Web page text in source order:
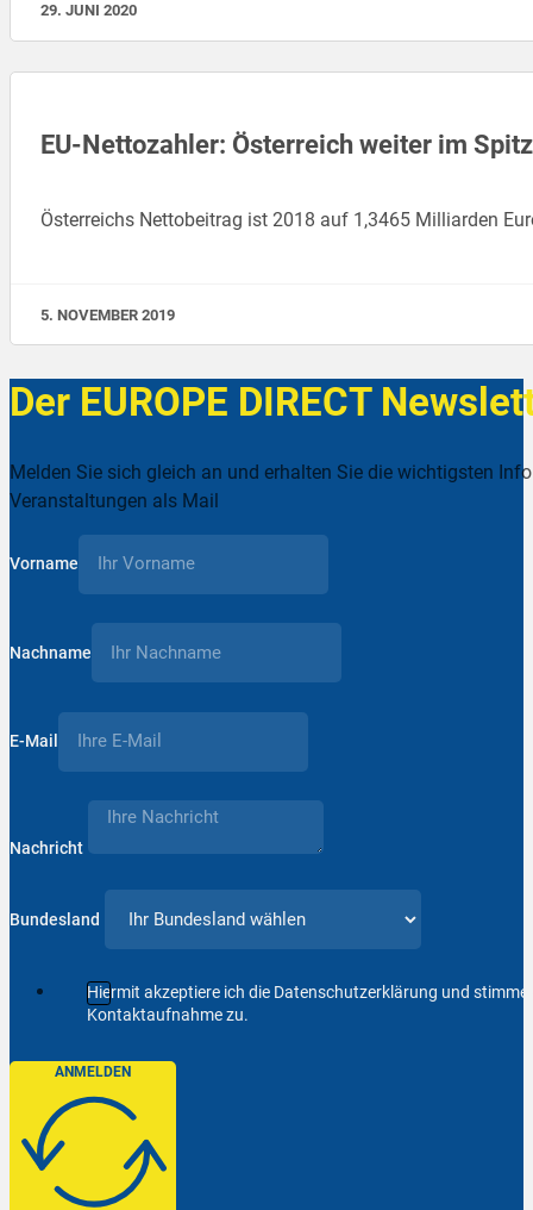
29. JUNI 2020
EU-Nettozahler: Österreich weiter im
Österreichs Nettobeitrag ist 2018 auf 1,3465 Milliarden
5. NOVEMBER 2019
Der EUROPE DIRECT
Melden Sie sich gleich an und erhalten Sie die wichtigsten
Veranstaltungen als Mail
Vorname
Nachname
E-Mail
Nachricht
Bundesland
Hiermit akzeptiere ich die Datenschutzerklärung und
Kontaktaufnahme zu.
ANMELDEN